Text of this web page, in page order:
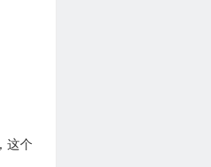
这个